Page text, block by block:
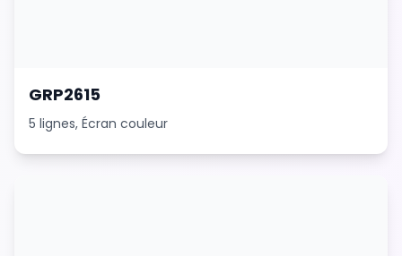
GRP2615
5 lignes, Écran couleur